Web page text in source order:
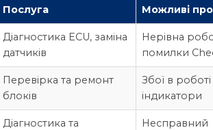
Послуга Можливі
Діагностика ECU, заміна
датчиків
Нерівна
помилки
Перевірка та ремонт
блоків
Збої в
індикатори
Діагностика та
Несправний